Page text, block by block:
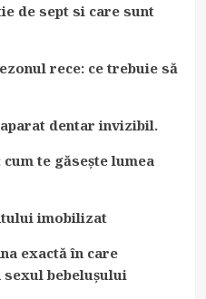
de sept si care sunt
rece: ce trebuie să
dentar invizibil.
te găsește lumea
imobilizat
exactă în care
bebelușului